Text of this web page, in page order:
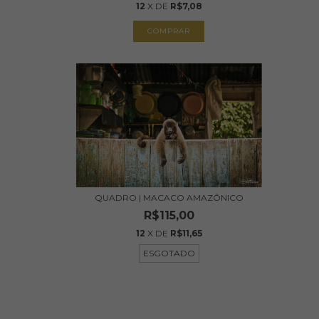
12 X DE R$7,08
COMPRAR
QUADRO | MACACO AMAZÔNICO
R$115,00
12 X DE R$11,65
ESGOTADO